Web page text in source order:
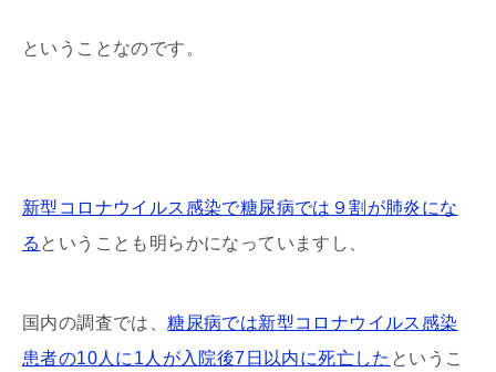
ということなのです。
新型コロナウイルス感染で糖尿病では９割が肺炎にな
る ということも明らかになっていますし、
国内の調査では、糖尿病では新型コロナウイルス感染
患者の10人に1人が入院後7日以内に死亡した というこ